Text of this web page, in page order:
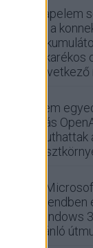
Napelem
ez a
Nem
más
A
Windows
ajánló